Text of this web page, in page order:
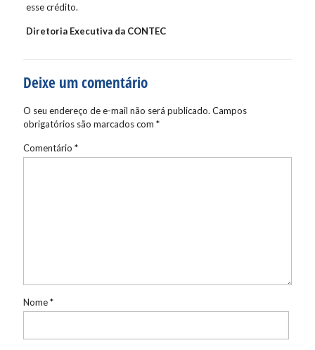
esse crédito.
Diretoria Executiva da CONTEC
Deixe um comentário
O seu endereço de e-mail não será publicado. Campos
obrigatórios são marcados com *
Comentário *
Nome*